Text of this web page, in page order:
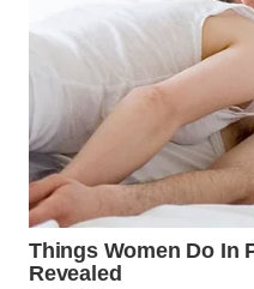
CIREBON
WN
INDRAMAYU
WN
KUNINGAN